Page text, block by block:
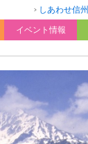
しあわせ信州
イベント情報